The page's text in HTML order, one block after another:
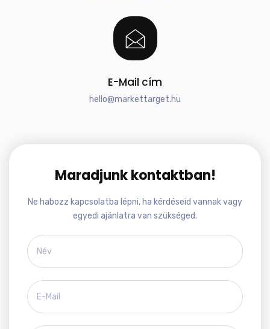
E-Mail cím
hello@markettarget.hu
Maradjunk kontaktban!
Ne habozz kapcsolatba lépni, ha kérdéseid vannak vagy
egyedi ajánlatra van szükséged.